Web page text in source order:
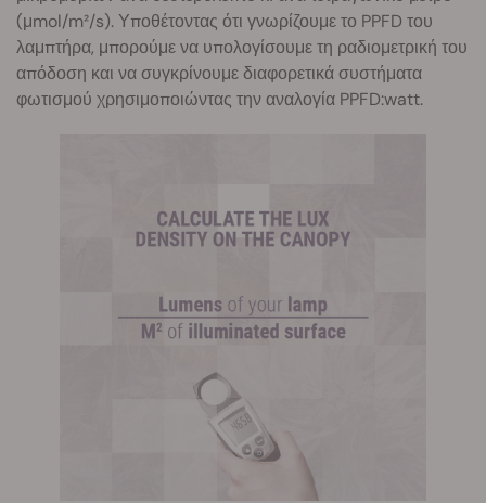
(μmol/m²/s). Υποθέτοντας ότι γνωρίζουμε το PPFD του
λαμπτήρα, μπορούμε να υπολογίσουμε τη ραδιομετρική του
απόδοση και να συγκρίνουμε διαφορετικά συστήματα
φωτισμού χρησιμοποιώντας την αναλογία PPFD:watt.